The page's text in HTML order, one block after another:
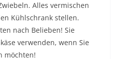
Alles vermischen
Kühlschrank stellen.
nach Belieben! Sie
verwenden, wenn Sie
möchten!